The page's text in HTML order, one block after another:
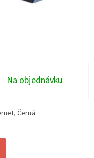
Na objednávku
Černá